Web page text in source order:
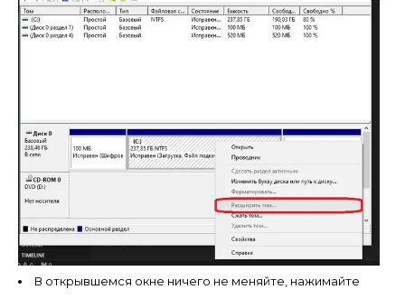
В открывшемся окне ничего не меняйте, нажимайте